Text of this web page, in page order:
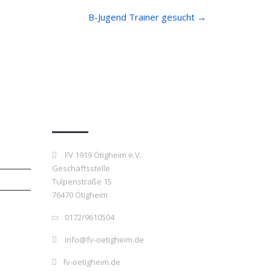
B-Jugend Trainer gesucht →
FV 1919 Ötigheim e.V.
Geschäftsstelle
Tulpenstraße 15
76470 Ötigheim
0172/9610504
info@fv-oetigheim.de
fv-oetigheim.de